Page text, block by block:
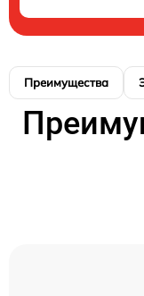
Преимущества